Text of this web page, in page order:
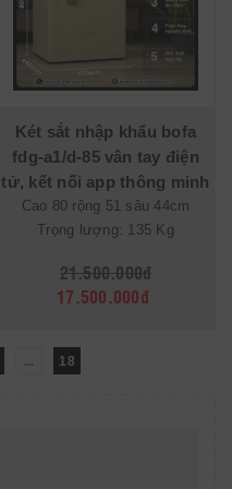
Két sắt nhập khẩu bofa
fdg-a1/d-85 vân tay điện
tử, kết nối app thông minh
Cao 80 rộng 51 sâu 44cm
Trọng lượng: 135 Kg
21.500.000đ
17.500.000đ
... 18